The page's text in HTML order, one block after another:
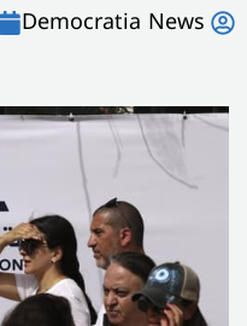
Democratia News